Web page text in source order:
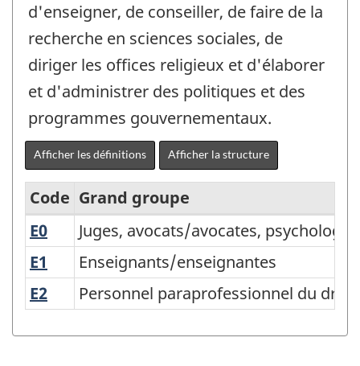
d'enseigner, de conseiller, de faire de la
recherche en sciences sociales, de
diriger les offices religieux et d'élaborer
et d'administrer des politiques et des
programmes gouvernementaux.
Afficher les définitions Afficher la structure
Classification
type
des
professions
(CTP)
Code Grand groupe
E0 Juges, avocats/avocates,
Juges, avocats/avocates,
E1
Enseignants/enseignantes
Enseignants/enseignantes
E2 Personnel paraprofessionnel du
Personnel paraprofessionnel du